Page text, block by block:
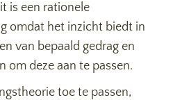
is een rationele
omdat het inzicht biedt in
van bepaald gedrag en
om deze aan te passen.
toe te passen,